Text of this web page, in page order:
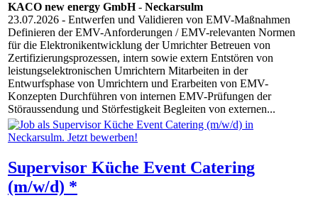
KACO new energy GmbH- Neckarsulm
23.07.2026 - Entwerfen und Validieren von EMV-Maßnahmen
Definieren der EMV-Anforderungen / EMV-relevanten Normen
für die Elektronikentwicklung der Umrichter Betreuen von
Zertifizierungsprozessen, intern sowie extern Entstören von
leistungselektronischen Umrichtern Mitarbeiten in der
Entwurfsphase von Umrichtern und Erarbeiten von EMV-
Konzepten Durchführen von internen EMV-Prüfungen der
Störaussendung und Störfestigkeit Begleiten von externen...
Supervisor Küche Event Catering
(m/w/d) *